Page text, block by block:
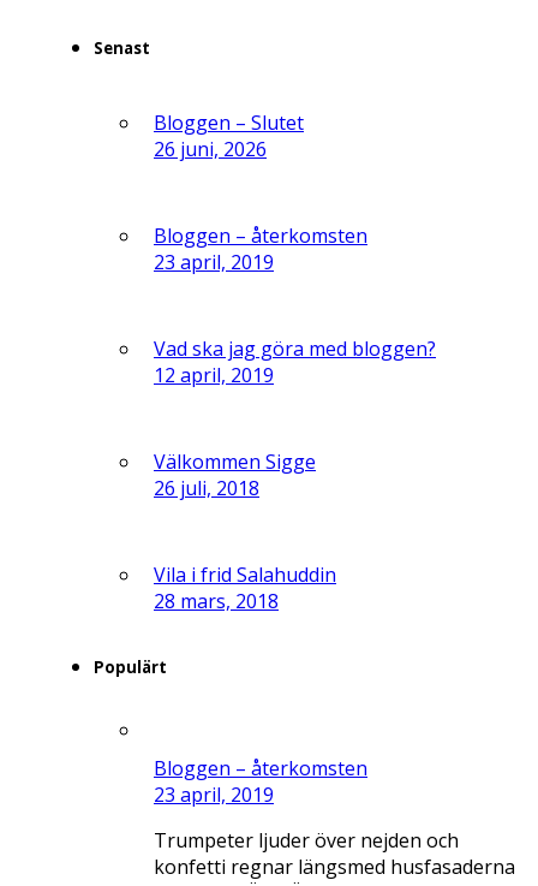
Senast
Bloggen – Slutet
26 juni, 2026
Bloggen – återkomsten
23 april, 2019
Vad ska jag göra med bloggen?
12 april, 2019
Välkommen Sigge
26 juli, 2018
Vila i frid Salahuddin
28 mars, 2018
Populärt
Bloggen – återkomsten
23 april, 2019
Trumpeter ljuder över nejden och
konfetti regnar längsmed husfasaderna